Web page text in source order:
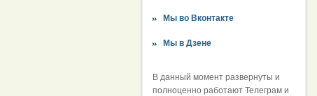
Мы во Вконтакте
Мы в Дзене
В данный момент развернуты и
полноценно работают Телеграм и